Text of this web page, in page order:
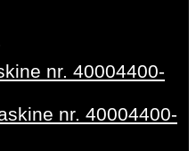
nr. 40004400-
nr. 40004400-